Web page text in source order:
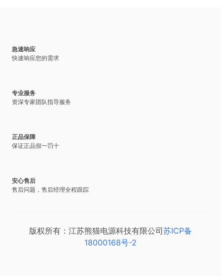
急速响应
快速响应您的需求
专业服务
资深专家团队指导服务
正品保障
保证正品假一罚十
安心售后
售后问题，售后经理全程跟踪
版权所有：江苏熊猫电源科技有限公司苏ICP备
18000168号-2